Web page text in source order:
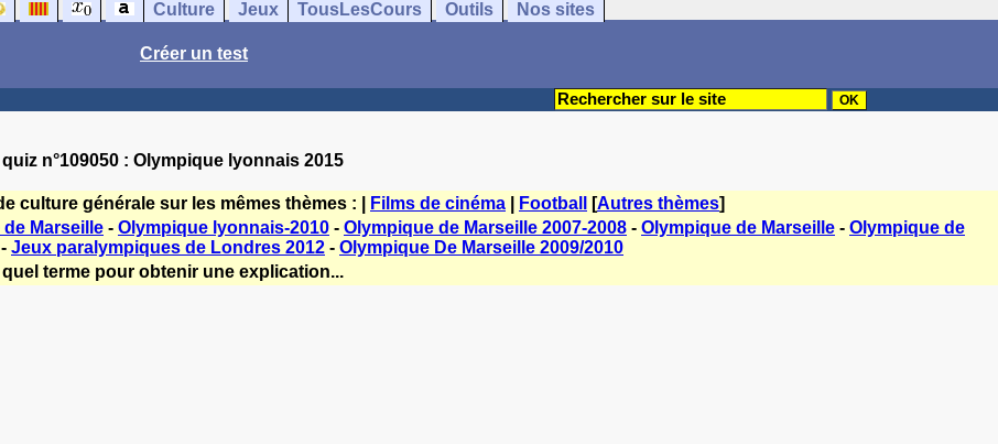
Culture Jeux TousLesCours Outils Nos sites
Créer un test
quiz n°109050 : Olympique lyonnais 2015
culture générale sur les mêmes thèmes : | Films de cinéma Football [Autres thèmes]
Marseille - Olympique lyonnais-2010 - Olympique de Marseille 2007-2008 - Olympique de Marseille - Olympique de
- Jeux paralympiques de Londres 2012 - Olympique De Marseille 2009/2010
terme pour obtenir une explication...